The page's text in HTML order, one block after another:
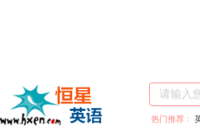
热门推荐：